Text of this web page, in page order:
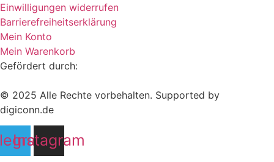
Einwilligungen widerrufen
Barrierefreiheitserklärung
Mein Konto
Mein Warenkorb
Gefördert durch:
© 2025 Alle Rechte vorbehalten. Supported by
digiconn.de
Instagram